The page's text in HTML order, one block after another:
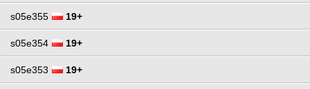
s05e355 19+
s05e354 19+
s05e353 19+